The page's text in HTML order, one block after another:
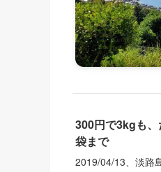
300円で3kgも
袋まで
2019/04/13、淡路